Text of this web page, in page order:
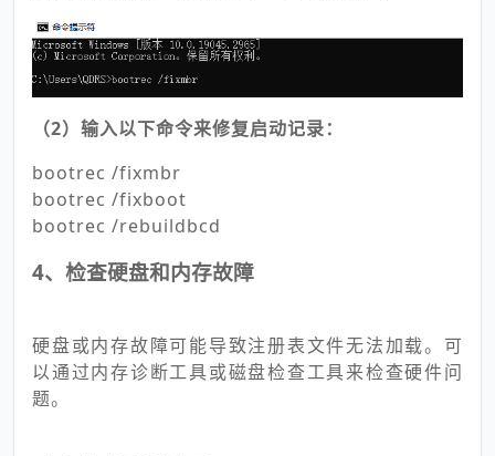
（2）输入以下命令来修复启动记录：
bootrec /fixmbr
bootrec /fixboot
bootrec /rebuildbcd
4、检查硬盘和内存故障
硬盘或内存故障可能导致注册表文件无法加载。可
以通过内存诊断工具或磁盘检查工具来检查硬件问
题。